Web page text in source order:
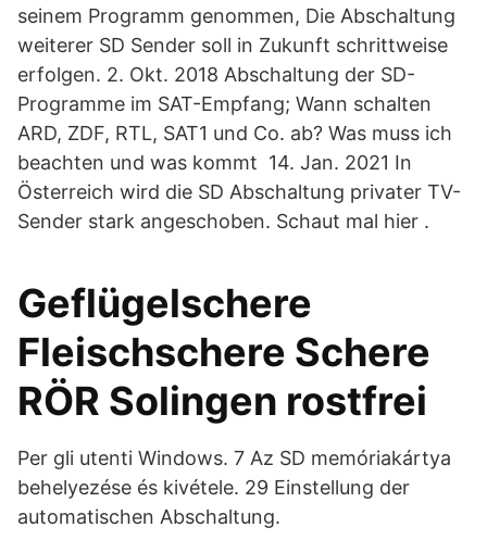
seinem Programm genommen, Die Abschaltung
weiterer SD Sender soll in Zukunft schrittweise
erfolgen. 2. Okt. 2018 Abschaltung der SD-
Programme im SAT-Empfang; Wann schalten
ARD, ZDF, RTL, SAT1 und Co. ab? Was muss ich
beachten und was kommt 14. Jan. 2021 In
Österreich wird die SD Abschaltung privater TV-
Sender stark angeschoben. Schaut mal hier .
Geflügelschere
Fleischschere Schere
RÖR Solingen rostfrei
Per gli utenti Windows. 7 Az SD memóriakártya
behelyezése és kivétele. 29 Einstellung der
automatischen Abschaltung.